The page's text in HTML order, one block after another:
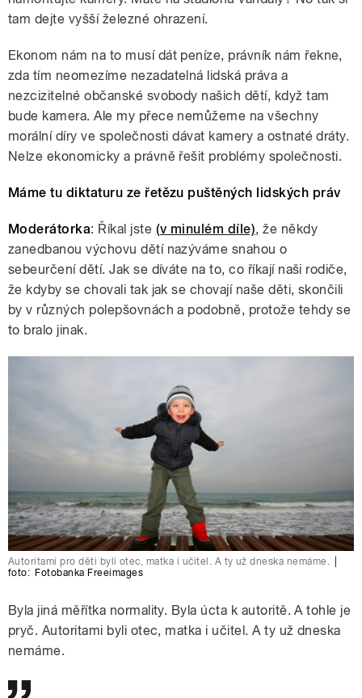
tam dejte vyšší železné ohrazení.
Ekonom nám na to musí dát peníze, právník nám řekne,
zda tím neomezíme nezadatelná lidská práva a
nezcizitelné občanské svobody našich dětí, když tam
bude kamera. Ale my přece nemůžeme na všechny
morální díry ve společnosti dávat kamery a ostnaté dráty.
Nelze ekonomicky a právně řešit problémy společnosti.
Máme tu diktaturu ze řetězu puštěných lidských práv
Moderátorka: Říkal jste (v minulém díle), že někdy
zanedbanou výchovu dětí nazýváme snahou o
sebeurčení dětí. Jak se díváte na to, co říkají naši rodiče,
že kdyby se chovali tak jak se chovají naše děti, skončili
by v různých polepšovnách a podobně, protože tehdy se
to bralo jinak.
Autoritami pro děti byli otec, matka i učitel. A ty už dneska nemáme.
foto: Fotobanka Freeimages
Byla jiná měřítka normality. Byla úcta k autoritě. A tohle je
pryč. Autoritami byli otec, matka i učitel. A ty už dneska
nemáme.